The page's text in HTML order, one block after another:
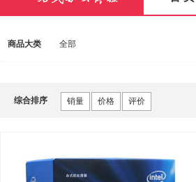
商品大类 全部
综合排序 销量 价格 评价